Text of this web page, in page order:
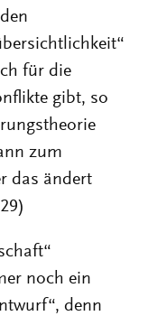
für die
gibt, so
zum
das ändert
noch ein
denn